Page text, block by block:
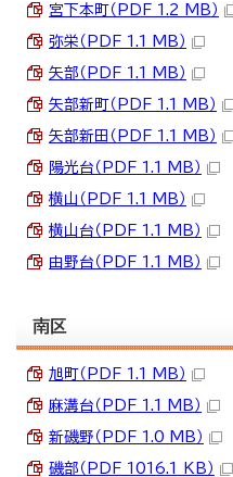
宮下本町（PDF 1.2 MB）
弥栄（PDF 1.1 MB）
矢部（PDF 1.1 MB）
矢部新町（PDF 1.1 MB）
矢部新田（PDF 1.1 MB）
陽光台（PDF 1.1 MB）
横山（PDF 1.1 MB）
横山台（PDF 1.1 MB）
由野台（PDF 1.1 MB）
南区
旭町（PDF 1.1 MB）
麻溝台（PDF 1.1 MB）
新磯野（PDF 1.0 MB）
磯部（PDF 1016.1 KB）